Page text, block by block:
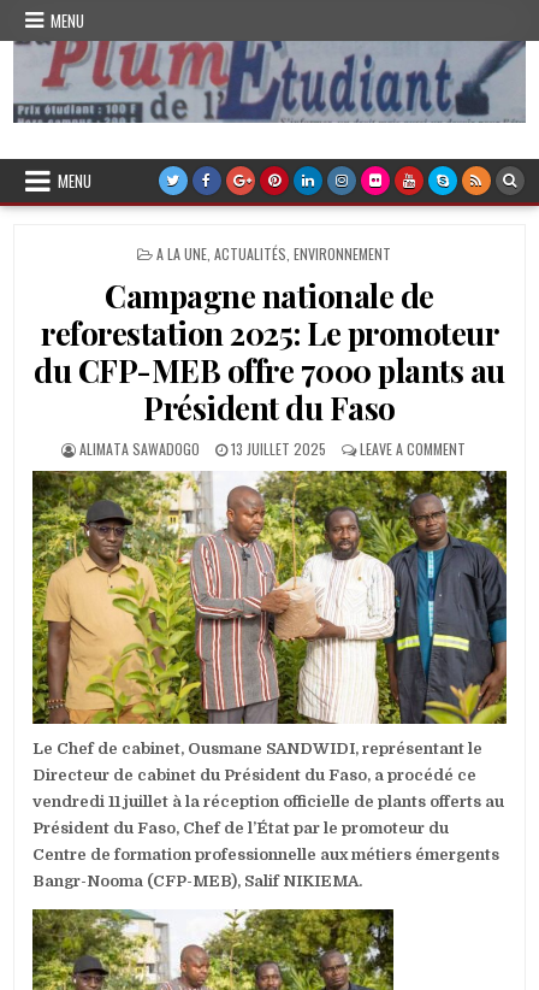
Skip
content
MENU
Plume de l'Etudiant
MENU
POSTED
A LA UNE, ACTUALITÉS ENVIRONNEMENT
Campagne nationale de
reforestation 2025: Le promoteur
du CFP-MEB offre 7000 plants au
Président du Faso
AUTHOR:
ALIMATA SAWADOGO
PUBLISHED
13 JUILLET 2025 LEAVE A COMMENT
CAMPAGNE
NATIONALE
DE
2025:
LE
PROMOTEUR
DU
CFP-
MEB
OFFRE
7000
PLANTS
PRÉSIDENT
DU
FASO
Le Chef de cabinet, Ousmane SANDWIDI, représentant le
Directeur de cabinet du Président du Faso, a procédé ce
vendredi 11 juillet à la réception officielle de plants offerts au
Président du Faso, Chef de l’État par le promoteur du
Centre de formation professionnelle aux métiers émergents
Bangr-Nooma (CFP-MEB), Salif NIKIEMA.